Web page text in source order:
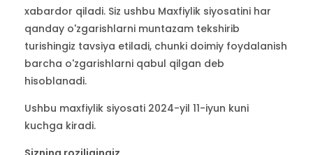
xabardor qiladi. Siz ushbu Maxfiylik siyosatini har
qanday o'zgarishlarni muntazam tekshirib
turishingiz tavsiya etiladi, chunki doimiy foydalanish
barcha o'zgarishlarni qabul qilgan deb
hisoblanadi.
Ushbu maxfiylik siyosati 2024-yil 11-iyun kuni
kuchga kiradi.